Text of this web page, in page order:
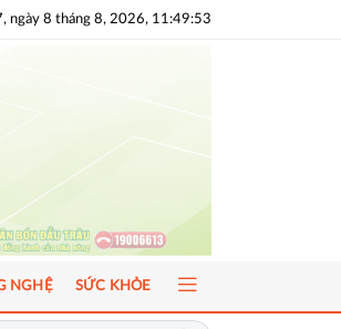
ngày 8 tháng 8, 2026, 11:49:54
NGHỆ SỨC KHỎE